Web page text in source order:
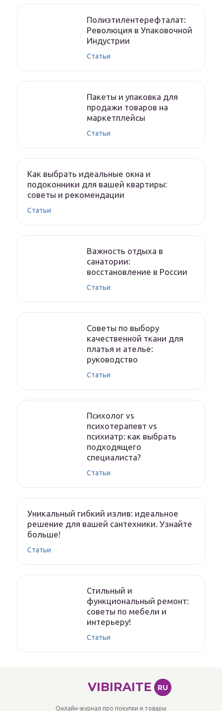
Полиэтилентерефталат:
Революция в Упаковочной
Индустрии
Статьи
Пакеты и упаковка для
продажи товаров на
маркетплейсы
Статьи
Как выбрать идеальные окна и
подоконники для вашей квартиры:
советы и рекомендации
Статьи
Важность отдыха в
санатории:
восстановление в России
Статьи
Советы по выбору
качественной ткани для
платья и ателье:
руководство
Статьи
Психолог vs
психотерапевт vs
психиатр: как выбрать
подходящего
специалиста?
Статьи
Уникальный гибкий излив: идеальное
решение для вашей сантехники. Узнайте
больше!
Статьи
Стильный и
функциональный ремонт:
советы по мебели и
интерьеру!
Статьи
VIBIRAITE RU
Онлайн-журнал про покупки и товары